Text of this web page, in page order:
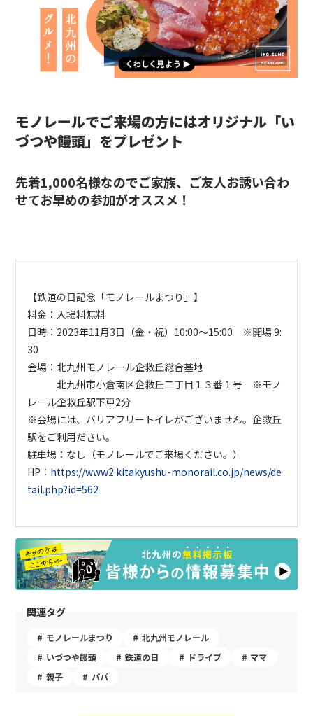
モノレールでご来場の方にはオリジナル「い
づつや饅頭」をプレゼント
先着1,000名様なのでご家族、ご友人お誘い合わ
せてお早めの参加がオススメ！
【鉄道の日記念「モノレールまつり」】
料金：入場料無料
日時：2023年11月3日（金・祝）10:00～15:00 ※開場 9:
30
会場：北九州モノレール企救丘総合基地
北九州市小倉南区企救丘二丁目１３番１号 ※モノ
レール企救丘駅下車2分
※会場には、バリアフリートイレがございません。企救丘
駅をご利用ださい。
駐車場：なし（モノレールでご来場ください。）
HP ： https://www2.kitakyushu-monorail.co.jp/news/de
tail.php?id=562
関連タグ
モノレールまつり
北九州モノレール
いづつや饅頭
鉄道の日 ドライブ
ママ
親子
パパ